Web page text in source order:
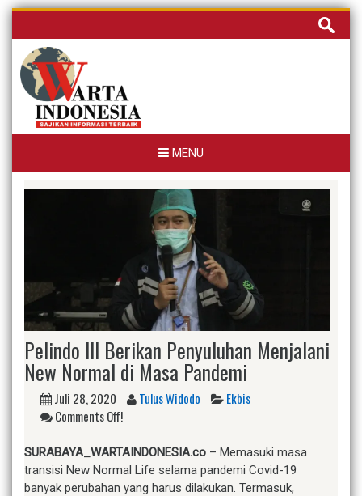
Skip
content
Cari
untuk:
MENU
Pelindo III Berikan Penyuluhan Menjalani
New Normal di Masa Pandemi
Juli 28, 2020 Tulus Widodo
Ekbis
Comments Off!
SURABAYA_WARTAINDONESIA.co – Memasuki masa
transisi New Normal Life selama pandemi Covid-19
banyak perubahan yang harus dilakukan. Termasuk,